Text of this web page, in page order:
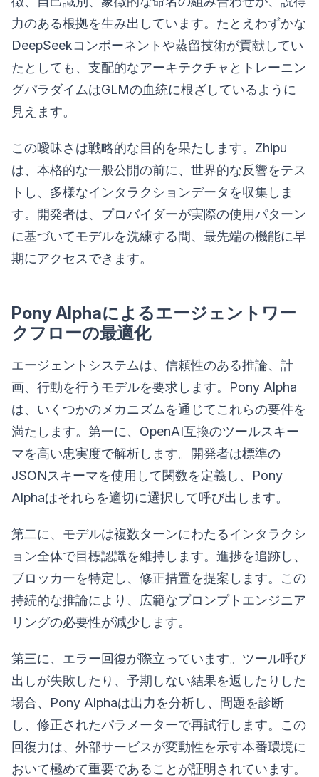
力のある根拠を生み出しています。たとえわずかな
DeepSeekコンポーネントや蒸留技術が貢献してい
たとしても、支配的なアーキテクチャとトレーニン
グパラダイムはGLMの血統に根ざしているように
見えます。
この曖昧さは戦略的な目的を果たします。Zhipu
は、本格的な一般公開の前に、世界的な反響をテス
トし、多様なインタラクションデータを収集しま
す。開発者は、プロバイダーが実際の使用パターン
に基づいてモデルを洗練する間、最先端の機能に早
期にアクセスできます。
Pony Alphaによるエージェントワー
クフローの最適化
エージェントシステムは、信頼性のある推論、計
画、行動を行うモデルを要求します。Pony Alpha
は、いくつかのメカニズムを通じてこれらの要件を
満たします。第一に、OpenAI互換のツールスキー
マを高い忠実度で解析します。開発者は標準の
JSONスキーマを使用して関数を定義し、Pony
Alphaはそれらを適切に選択して呼び出します。
第二に、モデルは複数ターンにわたるインタラクシ
ョン全体で目標認識を維持します。進捗を追跡し、
ブロッカーを特定し、修正措置を提案します。この
持続的な推論により、広範なプロンプトエンジニア
リングの必要性が減少します。
第三に、エラー回復が際立っています。ツール呼び
出しが失敗したり、予期しない結果を返したりした
場合、Pony Alphaは出力を分析し、問題を診断
し、修正されたパラメーターで再試行します。この
回復力は、外部サービスが変動性を示す本番環境に
おいて極めて重要であることが証明されています。